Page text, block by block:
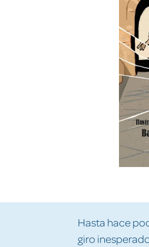
Hasta hace
giro